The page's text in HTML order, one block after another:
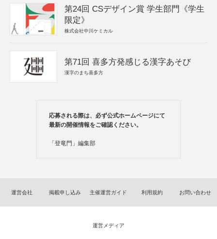
第24回 CSデザイン賞 学生部門《学生
限定》
株式会社中川ケミカル
第71回 喜多方発感じる漢字あそび
漢字のまち喜多方
応募される際は、必ず公式ホームページにて
最新の開催情報をご確認ください。
「登竜門」編集部
運営会社 掲載申し込み 主催運営ガイド 利用規約 お問い合わせ
運営メディア